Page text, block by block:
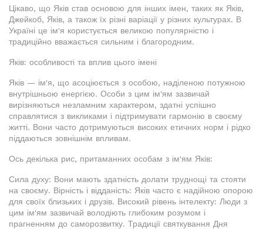
Цікаво, що Яків став основою для інших імен, таких як Яків,
Джейкоб, Яків, а також їх різні варіації у різних культурах. В
Україні це ім'я користується великою популярністю і
традиційно вважається сильним і благородним.
Яків: особливості та вплив цього імені
Яків — ім'я, що асоціюється з особою, наділеною потужною
внутрішньою енергією. Особи з цим ім'ям зазвичай
вирізняються незламним характером, здатні успішно
справлятися з викликами і підтримувати гармонію в своєму
житті. Вони часто дотримуються високих етичних норм і рідко
піддаються зовнішнім впливам.
Ось декілька рис, притаманних особам з ім'ям Яків:
Сила духу: Вони мають здатність долати труднощі та стояти
на своєму. Вірність і відданість: Яків часто є надійною опорою
для своїх близьких і друзів. Високий рівень інтелекту: Люди з
цим ім'ям зазвичай володіють глибоким розумом і
прагненням до саморозвитку. Традиції святкування Дня